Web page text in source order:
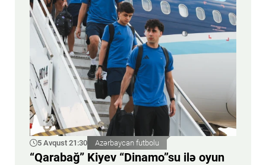
5 Avqust 21:30 Azərbaycan futbolu
“Qarabağ” Kiyev “Dinamo”su ilə oyun